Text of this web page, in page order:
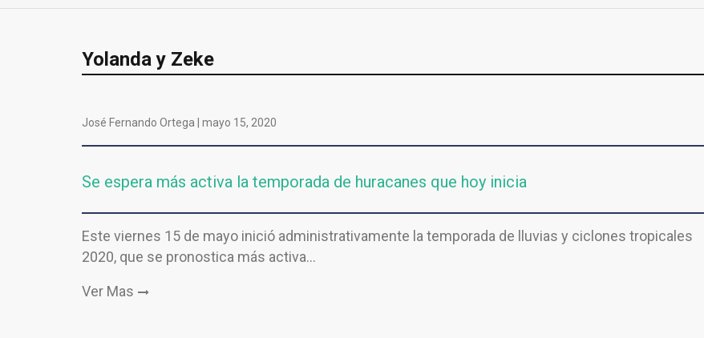
Yolanda y Zeke
José Fernando Ortega | mayo 15, 2020
Se espera más activa la temporada de huracanes que hoy inicia
Este viernes 15 de mayo inició administrativamente la temporada de lluvias y ciclones tropicales
2020, que se pronostica más activa…
Ver Mas